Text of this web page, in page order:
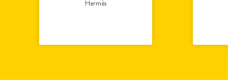
Hermès